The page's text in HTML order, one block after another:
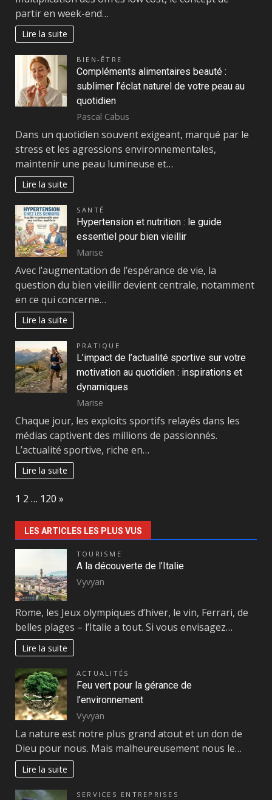
partir en week-end…
Lire la suite
BIEN-ÊTRE
Compléments alimentaires beauté :
sublimer l’éclat naturel de votre peau au
quotidien
Pascal Cabus
Dans un quotidien souvent exigeant, marqué par le
stress et les agressions environnementales,
maintenir une peau lumineuse et…
Lire la suite
SANTÉ
Hypertension et nutrition : le guide
essentiel pour bien vieillir
Marise
Avec l’augmentation de l’espérance de vie, la
question du bien vieillir devient centrale, notamment
en ce qui concerne…
Lire la suite
PRATIQUE
L’impact de l’actualité sportive sur votre
motivation au quotidien : inspirations et
dynamiques
Marise
Chaque jour, les exploits sportifs relayés dans les
médias captivent des millions de passionnés.
L’actualité sportive, riche en…
Lire la suite
Page:
1 2 … 120 Next
»
LES ARTICLES LES PLUS VUS
TOURISME
A la découverte de l’Italie
Vyvyan
Rome, les Jeux olympiques d’hiver, le vin, Ferrari, de
belles plages – l’Italie a tout. Si vous envisagez…
Lire la suite
ACTUALITÉS
Feu vert pour la gérance de
l’environnement
Vyvyan
La nature est notre plus grand atout et un don de
Dieu pour nous. Mais malheureusement nous le…
Lire la suite
SERVICES ENTREPRISES